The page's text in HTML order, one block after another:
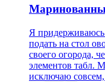
Я
подать на стол
своего огорода,
элементов табл.
исключаю